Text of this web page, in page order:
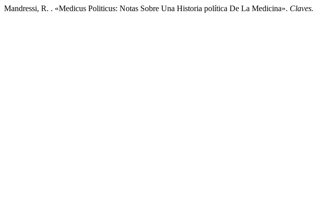
Mandressi, R. . «Medicus Politicus: Notas Sobre Una Historia política De La Medicina».